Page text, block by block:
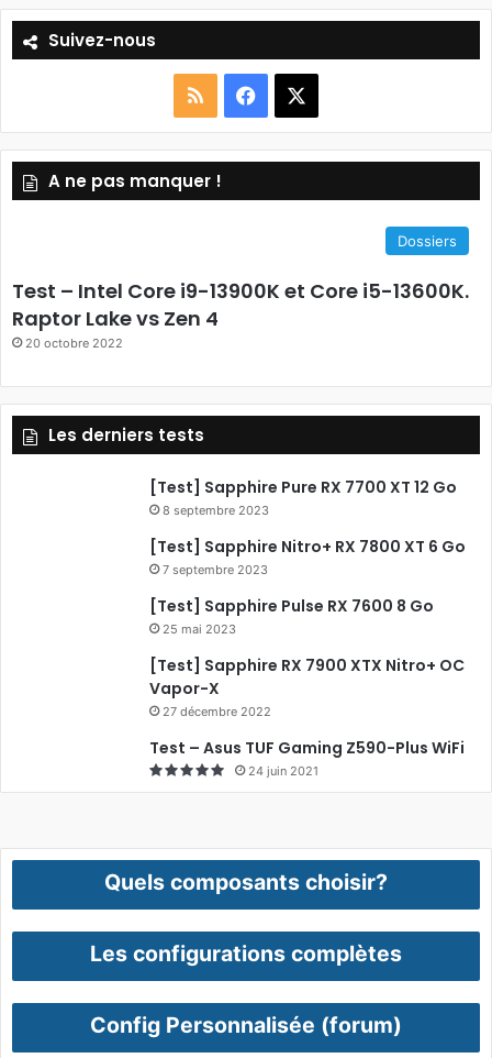
Suivez-nous
S
S
a
k
A ne pas manquer !
Dossiers
Test – Intel Core i9-13900K et Core i5-13600K.
Raptor Lake vs Zen 4
20 octobre 2022
Les derniers tests
[Test] Sapphire Pure RX 7700 XT 12 Go
8 septembre 2023
[Test] Sapphire Nitro+ RX 7800 XT 6 Go
7 septembre 2023
[Test] Sapphire Pulse RX 7600 8 Go
25 mai 2023
[Test] Sapphire RX 7900 XTX Nitro+ OC
Vapor-X
27 décembre 2022
Test – Asus TUF Gaming Z590-Plus WiFi
24 juin 2021
Quels composants choisir?
Les configurations complètes
Config Personnalisée (forum)